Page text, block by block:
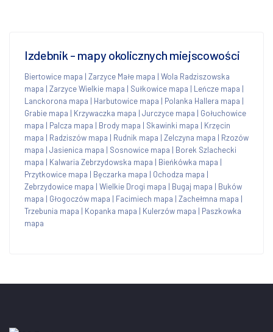
Izdebnik - mapy okolicznych miejscowości
Biertowice mapa | Zarzyce Małe mapa | Wola Radziszowska
mapa | Zarzyce Wielkie mapa | Sułkowice mapa | Leńcze mapa |
Lanckorona mapa | Harbutowice mapa | Polanka Hallera mapa |
Grabie mapa | Krzywaczka mapa | Jurczyce mapa | Gołuchowice
mapa | Palcza mapa | Brody mapa | Skawinki mapa | Krzęcin
mapa | Radziszów mapa | Rudnik mapa | Zelczyna mapa | Rzozów
mapa | Jasienica mapa | Sosnowice mapa | Borek Szlachecki
mapa | Kalwaria Zebrzydowska mapa | Bieńkówka mapa |
Przytkowice mapa | Bęczarka mapa | Ochodza mapa |
Zebrzydowice mapa | Wielkie Drogi mapa | Bugaj mapa | Buków
mapa | Głogoczów mapa | Facimiech mapa | Zachełmna mapa |
Trzebunia mapa | Kopanka mapa | Kulerzów mapa | Paszkowka
mapa